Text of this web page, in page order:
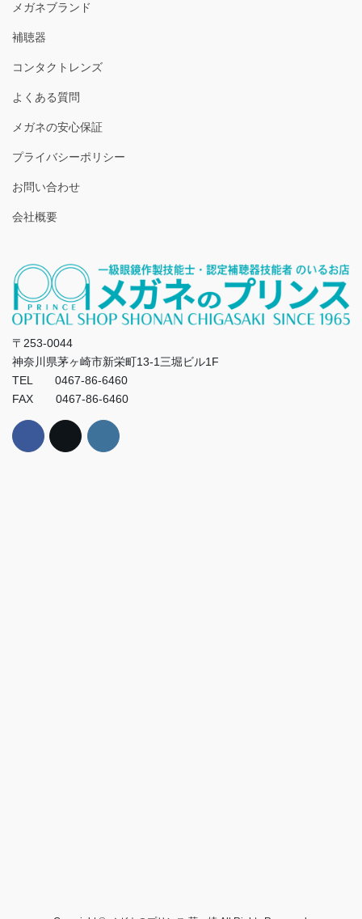
メガネブランド
補聴器
コンタクトレンズ
よくある質問
メガネの安心保証
プライバシーポリシー
お問い合わせ
会社概要
〒253-0044
神奈川県茅ヶ崎市新栄町13-1三堀ビル1F
TEL 0467-86-6460
FAX 0467-86-6460